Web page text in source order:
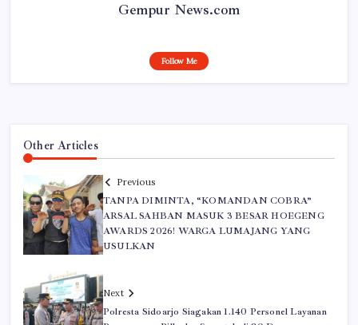
Gempur News.com
Follow Me
Other Articles
Previous
TANPA DIMINTA, “KOMANDAN COBRA”
ARSAL SAHBAN MASUK 3 BESAR HOEGENG
AWARDS 2026! WARGA LUMAJANG YANG
USULKAN
Next
Polresta Sidoarjo Siagakan 1.140 Personel Layanan